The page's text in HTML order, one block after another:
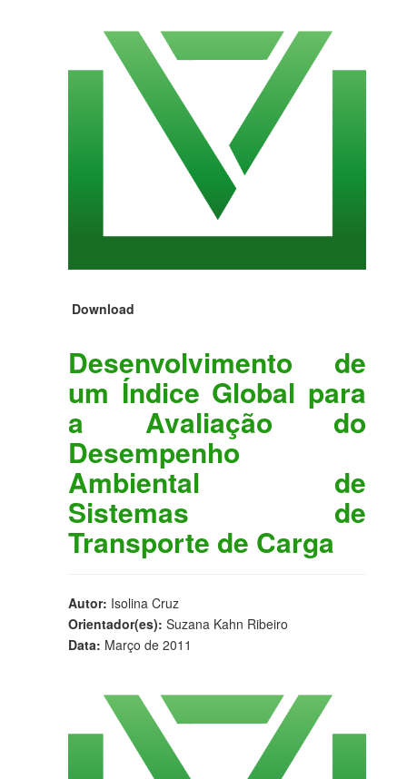
Download
Desenvolvimento de
um Índice Global para
a Avaliação do
Desempenho
Ambiental de
Sistemas de
Transporte de Carga
Autor: Isolina Cruz
Orientador(es): Suzana Kahn Ribeiro
Data: Março de 2011